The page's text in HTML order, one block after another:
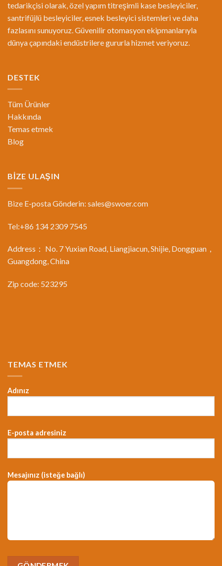
tedarikçisi olarak, özel yapım titreşimli kase besleyiciler,
santrifüjlü besleyiciler, esnek besleyici sistemleri ve daha
fazlasını sunuyoruz. Güvenilir otomasyon ekipmanlarıyla
dünya çapındaki endüstrilere gururla hizmet veriyoruz.
DESTEK
Tüm Ürünler
Hakkında
Temas etmek
Blog
BİZE ULAŞIN
Bize E-posta Gönderin: sales@swoer.com
Tel:+86 134 2309 7545
Address： No. 7 Yuxian Road, Liangjiacun, Shijie, Dongguan，
Guangdong, China
Zip code: 523295
TEMAS ETMEK
Adınız
E-posta adresiniz
Mesajınız (isteğe bağlı)